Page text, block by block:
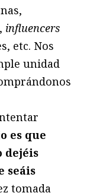
influencers
etc. Nos
unidad
es que
dejéis
seáis
tomada